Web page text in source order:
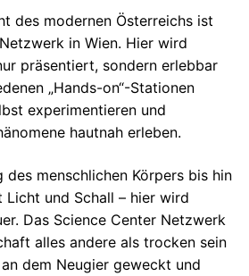
des modernen Österreichs ist
in Wien. Hier wird
präsentiert, sondern erlebbar
„Hands-on“-Stationen
experimentieren und
hautnah erleben.
menschlichen Körpers bis hin
Licht und Schall – hier wird
Das Science Center Netzwerk
alles andere als trocken sein
dem Neugier geweckt und